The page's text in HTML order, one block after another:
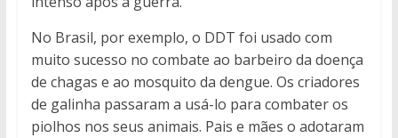
No Brasil, por exemplo, o DDT foi usado com
muito sucesso no combate ao barbeiro da doença
de chagas e ao mosquito da dengue. Os criadores
de galinha passaram a usá-lo para combater os
piolhos nos seus animais. Pais e mães o adotaram